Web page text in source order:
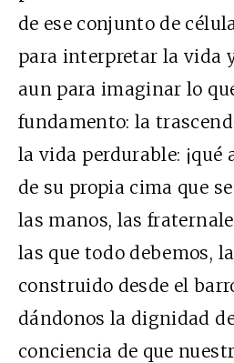
de ese conjunto de
para interpretar la vida
aun para imaginar lo
fundamento: la
la vida perdurable: ¡qué
de su propia cima que
las manos, las
las que todo debemos,
construido desde el
dándonos la dignidad
conciencia de que